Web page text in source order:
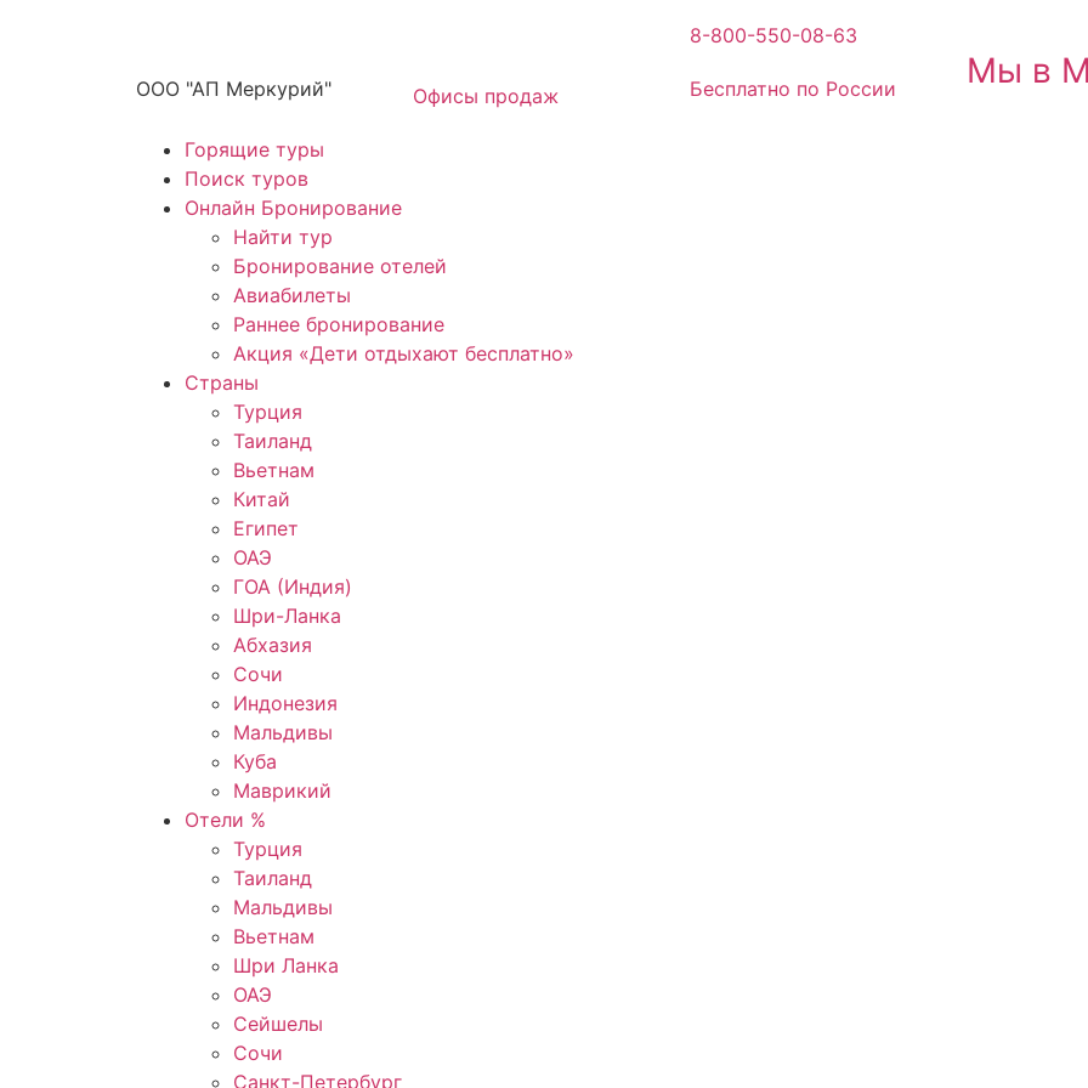
ООО "АП Меркурий" Офисы продаж
8-800-550-08-63
Бесплатно по России Мы в
Горящие туры
Поиск туров
Онлайн Бронирование
Найти тур
Бронирование отелей
Авиабилеты
Раннее бронирование
Акция «Дети отдыхают бесплатно»
Страны
Турция
Таиланд
Вьетнам
Китай
Египет
ОАЭ
ГОА (Индия)
Шри-Ланка
Абхазия
Сочи
Индонезия
Мальдивы
Куба
Маврикий
Отели %
Турция
Таиланд
Мальдивы
Вьетнам
Шри Ланка
ОАЭ
Сейшелы
Сочи
Санкт-Петербург